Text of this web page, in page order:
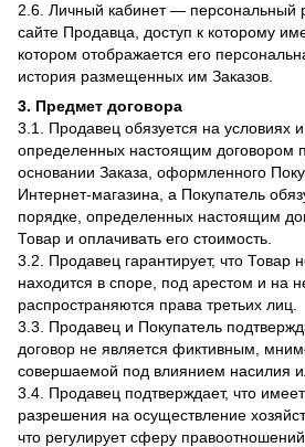
2.6. Личный кабинет — персональный
сайте Продавца, доступ к которому
котором отображается его
история размещенных им Заказов.
3. Предмет договора
3.1. Продавец обязуется на условиях и
определенных настоящим договором
основании Заказа, оформленного
Интернет-магазина, а Покупатель
порядке, определенных настоящим
Товар и оплачивать его стоимость.
3.2. Продавец гарантирует, что Товар
находится в споре, под арестом и на
распространяются права третьих лиц.
3.3. Продавец и Покупатель
договор не является фиктивным,
совершаемой под влиянием насилия
3.4. Продавец подтверждает, что
разрешения на осуществление
что регулирует сферу